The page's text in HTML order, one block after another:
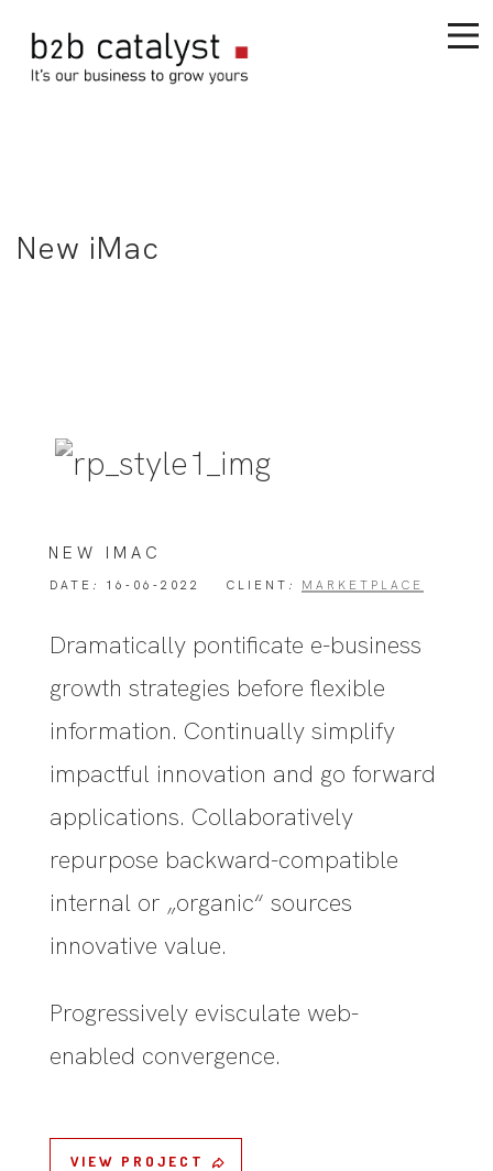
New iMac
NEW IMAC
DATE : 16-06-2022 CLIENT : MARKETPLACE
Dramatically pontificate e-business
growth strategies before flexible
information. Continually simplify
impactful innovation and go forward
applications. Collaboratively
repurpose backward-compatible
internal or „organic“ sources
innovative value.
Progressively evisculate web-
enabled convergence.
VIEW PROJECT